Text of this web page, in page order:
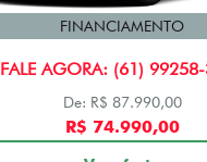
FALE AGORA: (61)
FINANCIAMENTO
De: R$ 87.990,00
R$ 74.990,00